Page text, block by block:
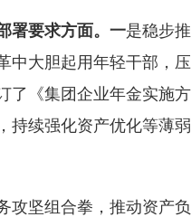
署要求方面。 一是稳步
大胆起用年轻干部，压
了《集团企业年金实施
持续强化资产优化等薄
攻坚组合拳，推动资产